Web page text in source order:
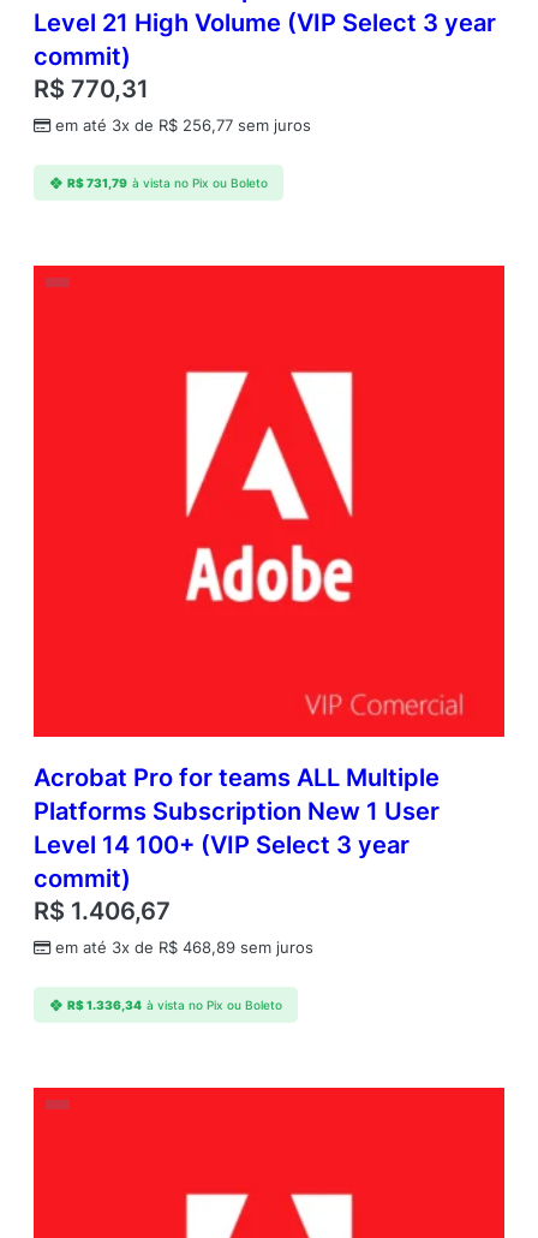
Level 21 High Volume (VIP Select 3 year
commit)
R$ 770,31
em até 3x de R$ 256,77 sem juros
R$731,79 à vista no Pix ou Boleto
Acrobat Pro for teams ALL Multiple
Platforms Subscription New 1 User
Level 14 100+ (VIP Select 3 year
commit)
R$ 1.406,67
em até 3x de R$ 468,89 sem juros
R$1.336,34 à vista no Pix ou Boleto